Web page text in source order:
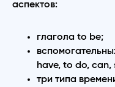
аспектов:
глагола to be;
have, to do, can,
три типа